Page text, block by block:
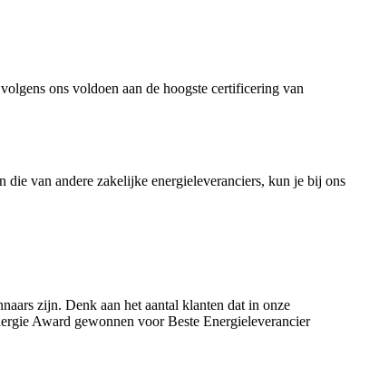
ons voldoen aan de hoogste certificering van
van andere zakelijke energieleveranciers, kun je bij ons
zijn. Denk aan het aantal klanten dat in onze
Award gewonnen voor Beste Energieleverancier